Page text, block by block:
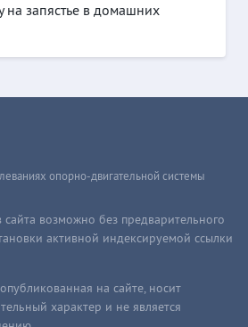
на запястье в домашних
опорно-двигательной системы
возможно без предварительного
активной индексируемой ссылки
на сайте, носит
характер и не является